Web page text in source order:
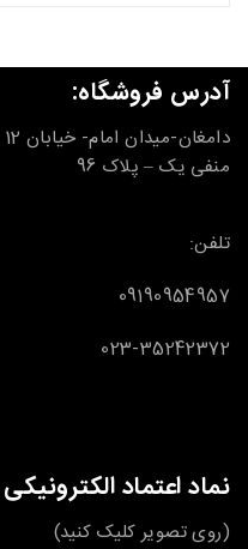
آدرس فروشگاه:
منفی یک – پلاک 96
تلفن:
09190954957
023-35242372
نماد اعتماد الکترونیکی
(روی تصویر کلیک کنید)